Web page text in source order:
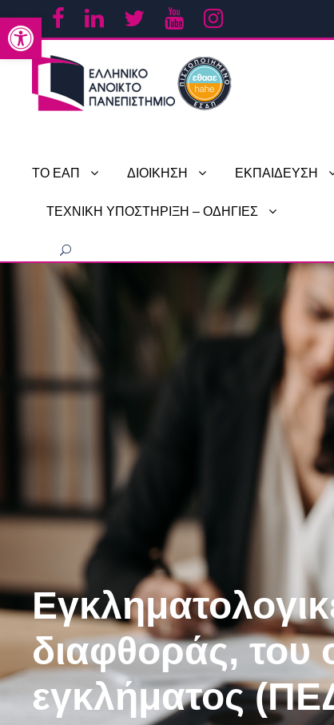
Ανοίξτε τη γραμμή εργαλείων
ΤΟ ΕΑΠ ΔΙΟΙΚΗΣΗ ΕΚΠΑΙΔΕΥΣΗ
ΤΕΧΝΙΚΗ ΥΠΟΣΤΗΡΙΞΗ – ΟΔΗΓΙΕΣ
διαφθοράς, του
εγκλήματος